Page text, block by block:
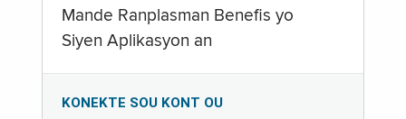
Mande Ranplasman Benefis yo
Siyen Aplikasyon an
KONEKTE SOU KONT OU